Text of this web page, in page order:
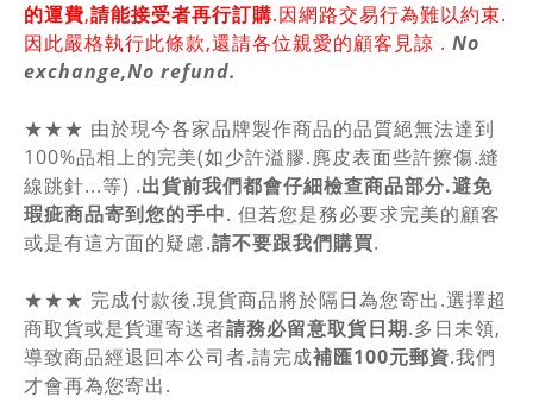
的運費,請能接受者再行訂購.因網路交易行為難以約束.
因此嚴格執行此條款,還請各位親愛的顧客見諒 . No
exchange,No refund.
★★★ 由於現今各家品牌製作商品的品質絕無法達到
100%品相上的完美(如少許溢膠.麂皮表面些許擦傷.縫
線跳針...等) .出貨前我們都會仔細檢查商品部分.避免
瑕疵商品寄到您的手中. 但若您是務必要求完美的顧客
或是有這方面的疑慮.請不要跟我們購買.
★★★ 完成付款後.現貨商品將於隔日為您寄出.選擇超
商取貨或是貨運寄送者請務必留意取貨日期.多日未領,
導致商品經退回本公司者.請完成補匯100元郵資.我們
才會再為您寄出.